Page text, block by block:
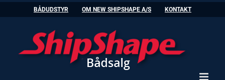
to
BÅDUDSTYR OM NEW SHIPSHAPE A/S KONTAKT